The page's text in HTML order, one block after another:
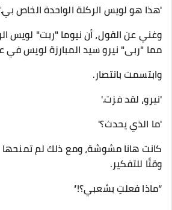
'هذا هو لويس الركلة الواحدة الخاص بي.'
وغني عن القول، أن نيوما "ربت" لويس
مما "ربى" نيرو سيد المبارزة لويس في
وابتسمت بانتصار.
'نيرو، لقد فزت.'
'ما الذي يحدث؟'
كانت هانا مشوشة، ومع ذلك لم تمنحها
وقتًا للتفكير.
“ماذا فعلتِ بشعبي؟!”